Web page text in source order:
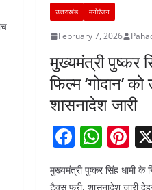
उत्तराखंड मनोरंजन
February 7, 2026
मुख्यमंत्री पुष्कर
फिल्म ‘गोदान’
शासनादेश जारी
F
a
c
W
h
at
Pi
nt
er
मुख्यमंत्री पुष्कर सिंह धामी के
टैक्स फ्री, शासनादेश जारी